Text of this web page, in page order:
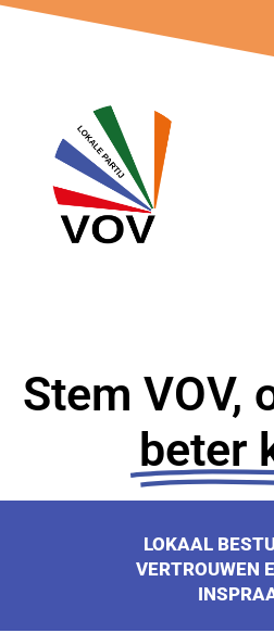
Ga
Stem VOV,
beter
LOKAAL
VERTROUWEN